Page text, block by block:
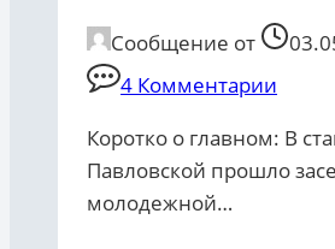
Сообщение от
4 Комментарии
Коротко о главном: В
Павловской прошло
молодежной…